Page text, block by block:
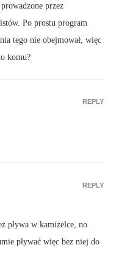
przez
Po prostu program
tego nie obejmował, więc
komu?
REPLY
pływa w kamizelce, no
pływać więc bez niej do
REPLY